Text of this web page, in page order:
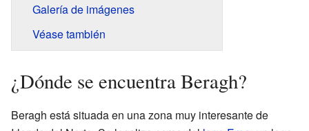
Galería de imágenes
Véase también
¿Dónde se encuentra Beragh?
Beragh está situada en una zona muy interesante de